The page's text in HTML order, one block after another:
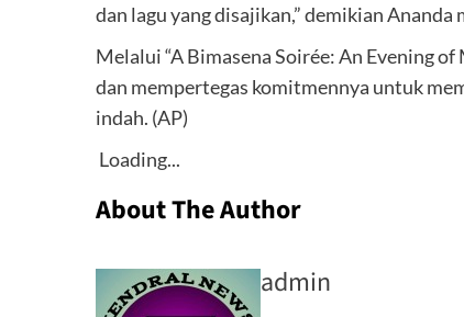
dan lagu yang disajikan,” demikian
Melalui “A Bimasena Soirée: An Evening
dan mempertegas komitmennya untuk
indah. (AP)
Loading...
About The Author
admin